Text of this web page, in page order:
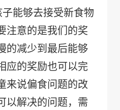
能够去接受新食物
注意的是我们的奖
的减少到最后能够
应的奖励也可以完
来说偏食问题的改
以解决的问题，需